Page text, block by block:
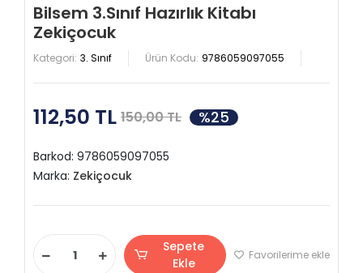
Bilsem 3.Sınıf Hazırlık Kitabı
Zekiçocuk
Kategori: 3. Sınıf Ürün Kodu: 9786059097055
112,50 TL 150,00 TL %25
Barkod: 9786059097055
Marka: Zekiçocuk
Sepete
Ekle
Favorilerime ekle